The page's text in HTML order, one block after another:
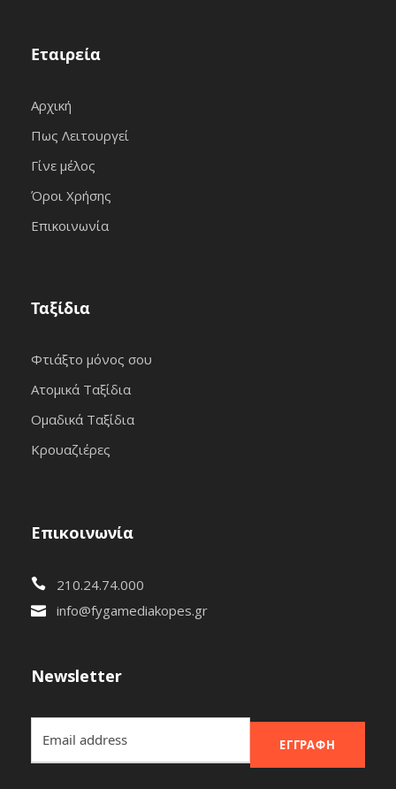
Εταιρεία
Αρχική
Πως Λειτουργεί
Γίνε μέλος
Όροι Χρήσης
Επικοινωνία
Ταξίδια
Φτιάξτο μόνος σου
Ατομικά Ταξίδια
Ομαδικά Ταξίδια
Κρουαζιέρες
Επικοινωνία
210.24.74.000
info@fygamediakopes.gr
Newsletter
ΕΓΓΡΑΦΉ